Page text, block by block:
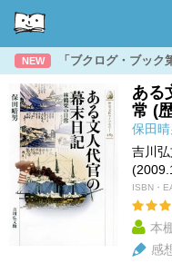
NEW 「ブクログ・ブック
ある
常 (
保田晴
吉川
ISBN・
本
感